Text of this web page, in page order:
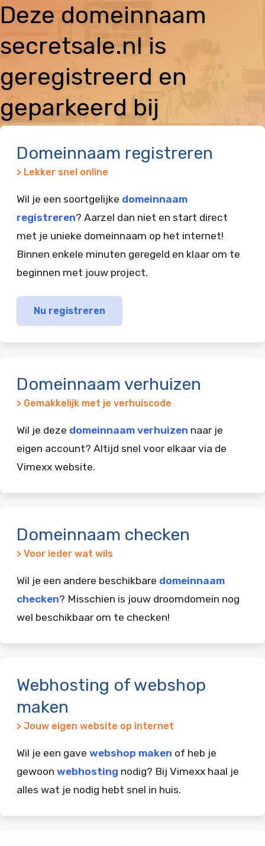
Deze domeinnaam
secretsale.nl is
geregistreerd en
geparkeerd bij
Domeinnaam registreren
> Lekker snel online
Wil je een soortgelijke domeinnaam
registreren? Aarzel dan niet en start direct
met je unieke domeinnaam op het internet!
Binnen enkele minuten geregeld en klaar om te
beginnen met jouw project.
Nu registreren
Domeinnaam verhuizen
> Gemakkelijk met je verhuiscode
Wil je deze domeinnaam verhuizen naar je
eigen account? Altijd snel voor elkaar via de
Vimexx website.
Domeinnaam checken
> Voor ieder wat wils
Wil je een andere beschikbare domeinnaam
checken? Misschien is jouw droomdomein nog
wel beschikbaar om te checken!
Webhosting of webshop
maken
> Jouw eigen website op internet
Wil je een gave webshop maken of heb je
gewoon webhosting nodig? Bij Vimexx haal je
alles wat je nodig hebt snel in huis.